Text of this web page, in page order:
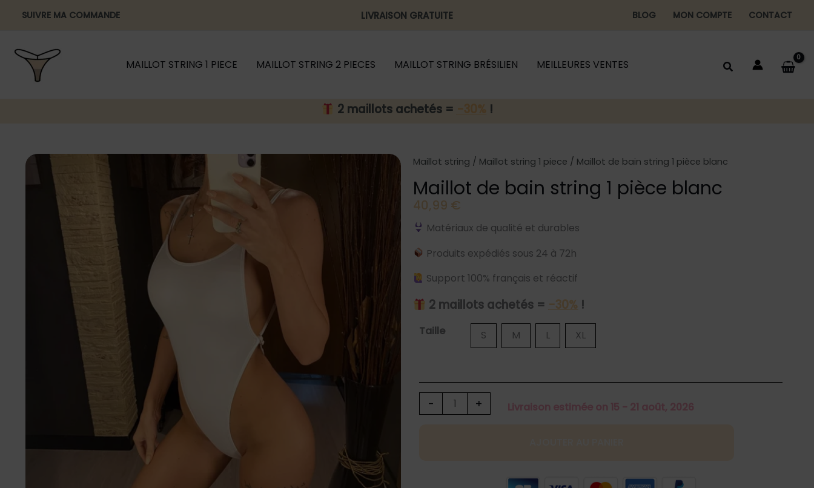
SUIVRE MA COMMANDE LIVRAISON GRATUITE BLOG MON COMPTE CONTACT
MAILLOT STRING 1 PIECE MAILLOT STRING 2 PIECES MAILLOT STRING BRÉSILIEN MEILLEURES VENTES
2 maillots achetés = -30% !
Maillot string / Maillot string 1 piece / Maillot de bain string 1 pièce blanc
Maillot de bain string 1 pièce blanc
40,99 €
Matériaux de qualité et durables
Produits expédiés sous 24 à 72h
Support 100% français et réactif
2 maillots achetés = -30% !
Taille S M L XL
-
quantité
de
bain
string
+ Livraison estimée on 15 - 21 août, 2026